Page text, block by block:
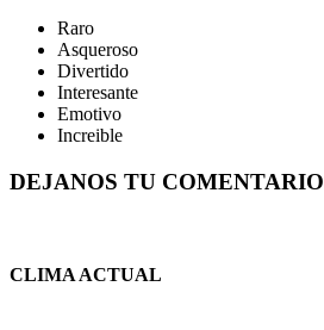
Raro
Asqueroso
Divertido
Interesante
Emotivo
Increible
DEJANOS TU COMENTARIO
CLIMA ACTUAL